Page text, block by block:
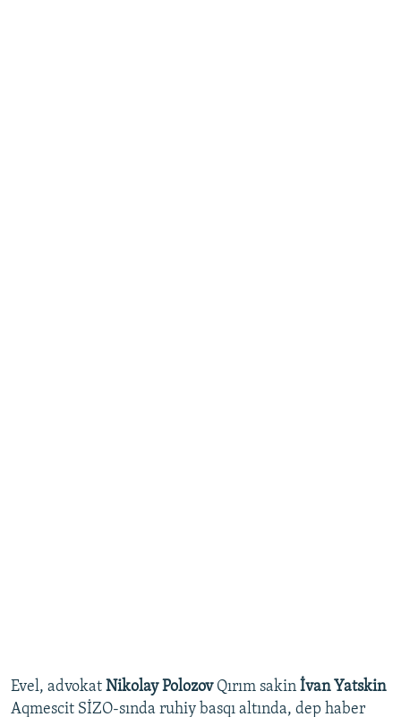
Evel, advokat Nikolay Polozov Qırım sakin İvan Yatskin
Aqmescit SİZO-sında ruhiy basqı altında, dep haber